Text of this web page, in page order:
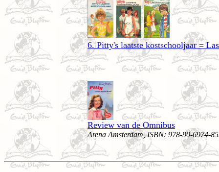
6. Pitty's laatste kostschooljaar =
Review van de Omnibus
Arena Amsterdam, ISBN: 978-90-6974-